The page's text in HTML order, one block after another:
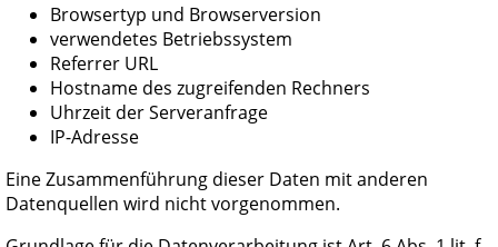
Browsertyp und Browserversion
verwendetes Betriebssystem
Referrer URL
Hostname des zugreifenden Rechners
Uhrzeit der Serveranfrage
IP-Adresse
Eine Zusammenführung dieser Daten mit anderen
Datenquellen wird nicht vorgenommen.